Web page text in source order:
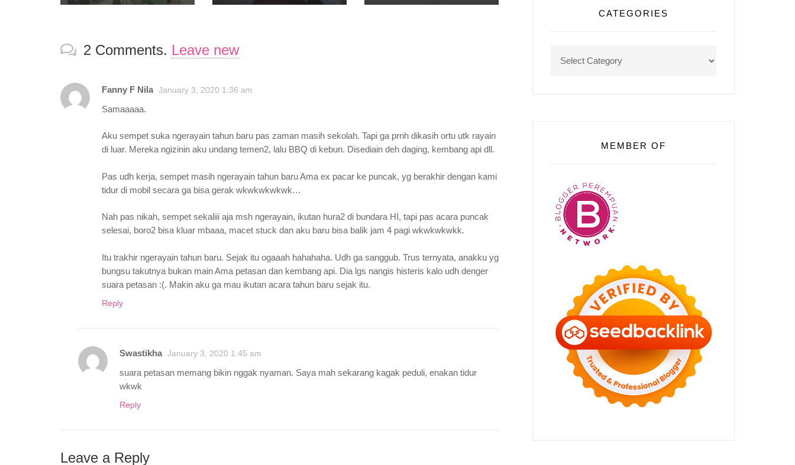
2 Comments. Leave new
Fanny F Nila January 3, 2020 1:36 am
Samaaaaa.
Aku sempet suka ngerayain tahun baru pas zaman masih sekolah. Tapi ga prnh dikasih ortu utk rayain
di luar. Mereka ngizinin aku undang temen2, lalu BBQ di kebun. Disediain deh daging, kembang api dll.
Pas udh kerja, sempet masih ngerayain tahun baru Ama ex pacar ke puncak, yg berakhir dengan kami
tidur di mobil secara ga bisa gerak wkwkwkwkwk…
Nah pas nikah, sempet sekaliii aja msh ngerayain, ikutan hura2 di bundara HI, tapi pas acara puncak
selesai, boro2 bisa kluar mbaaa, macet stuck dan aku baru bisa balik jam 4 pagi wkwkwkwkk.
Itu trakhir ngerayain tahun baru. Sejak itu ogaaah hahahaha. Udh ga sanggub. Trus ternyata, anakku yg
bungsu takutnya bukan main Ama petasan dan kembang api. Dia lgs nangis histeris kalo udh denger
suara petasan :(. Makin aku ga mau ikutan acara tahun baru sejak itu.
Reply
Swastikha January 3, 2020 1:45 am
suara petasan memang bikin nggak nyaman. Saya mah sekarang kagak peduli, enakan tidur
wkwk
Reply
Leave a Reply
CATEGORIES
MEMBER OF